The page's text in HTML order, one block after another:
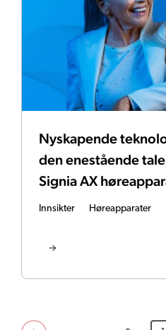
Nyskapende
den enestående
Signia AX
Innsikter Høreapparater